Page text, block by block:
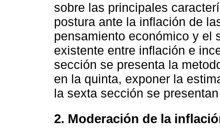
sobre las principales
postura ante la inflación de
pensamiento económico y el
existente entre inflación e
sección se presenta la
en la quinta, exponer la
la sexta sección se
2. Moderación de la